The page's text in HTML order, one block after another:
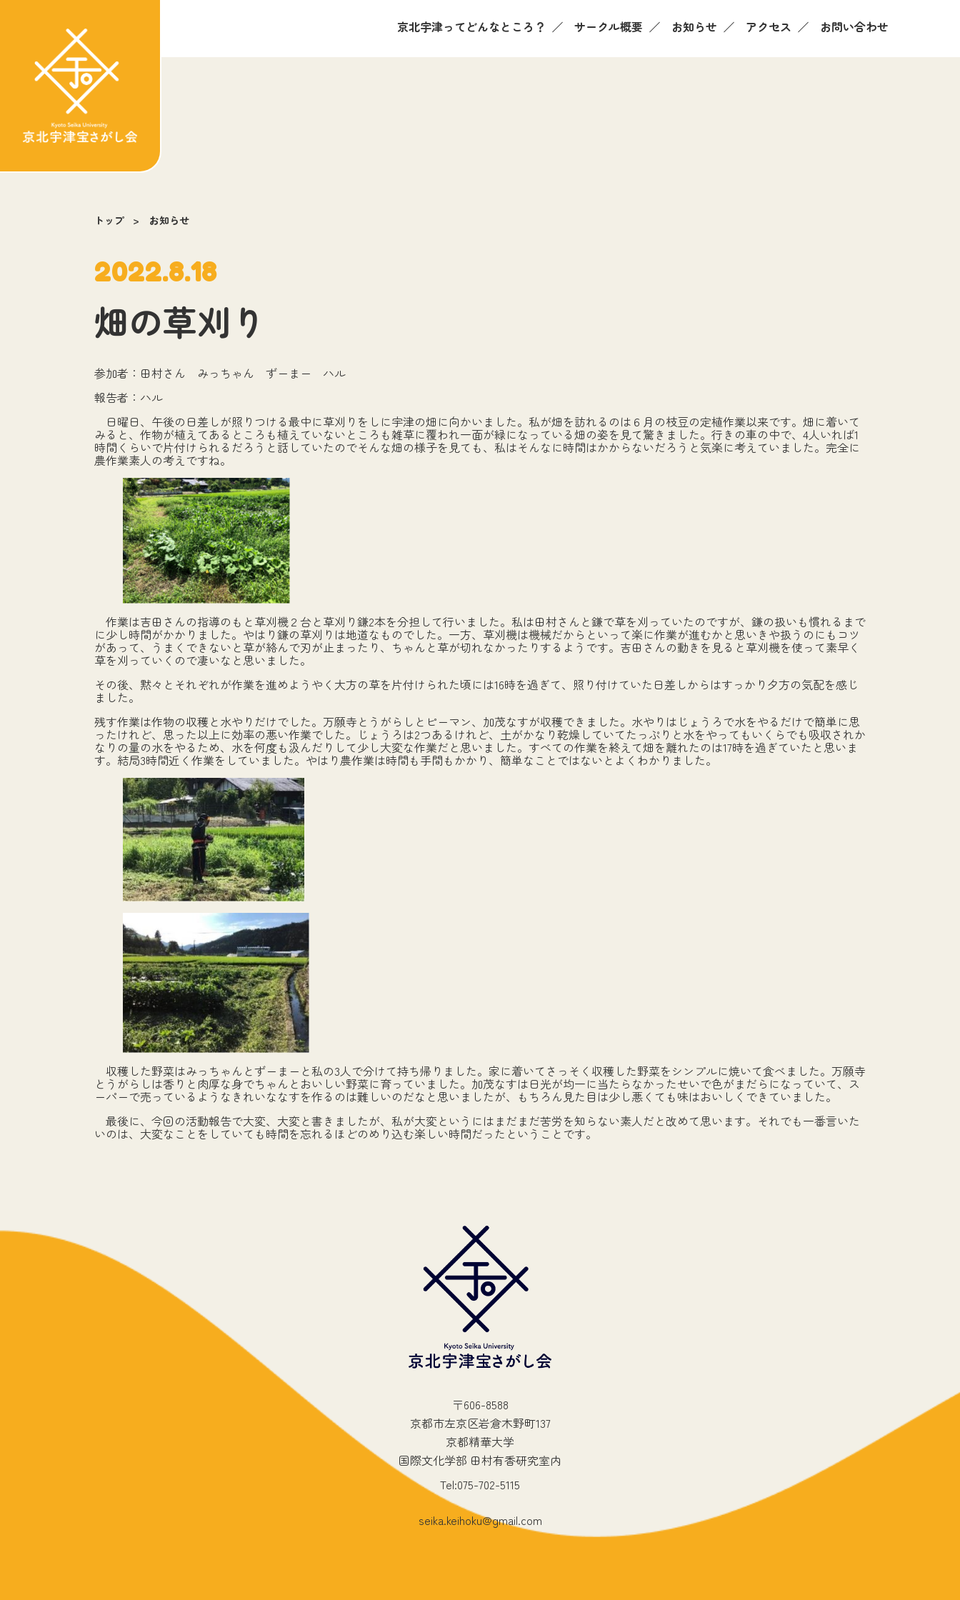
京北宇津ってどんなところ？ サークル概要 お知らせ アクセス お問い合わせ
トップ お知らせ
2022.8.18
畑の草刈り
参加者：田村さん みっちゃん ずーまー ハル
報告者：ハル
日曜日、午後の日差しが照りつける最中に草刈りをしに宇津の畑に向かいました。私が畑を訪れるのは６月の枝豆の定植作業以来です。畑に着いて
みると、作物が植えてあるところも植えていないところも雑草に覆われ一面が緑になっている畑の姿を見て驚きました。行きの車の中で、4人いれば1
時間くらいで片付けられるだろうと話していたのでそんな畑の様子を見ても、私はそんなに時間はかからないだろうと気楽に考えていました。完全に
農作業素人の考えですね。
作業は吉田さんの指導のもと草刈機２台と草刈り鎌2本を分担して行いました。私は田村さんと鎌で草を刈っていたのですが、鎌の扱いも慣れるまで
に少し時間がかかりました。やはり鎌の草刈りは地道なものでした。一方、草刈機は機械だからといって楽に作業が進むかと思いきや扱うのにもコツ
があって、うまくできないと草が絡んで刃が止まったり、ちゃんと草が切れなかったりするようです。吉田さんの動きを見ると草刈機を使って素早く
草を刈っていくので凄いなと思いました。
その後、黙々とそれぞれが作業を進めようやく大方の草を片付けられた頃には16時を過ぎて、照り付けていた日差しからはすっかり夕方の気配を感じ
ました。
残す作業は作物の収穫と水やりだけでした。万願寺とうがらしとピーマン、加茂なすが収穫できました。水やりはじょうろで水をやるだけで簡単に思
ったけれど、思った以上に効率の悪い作業でした。じょうろは2つあるけれど、土がかなり乾燥していてたっぷりと水をやってもいくらでも吸収されか
なりの量の水をやるため、水を何度も汲んだりして少し大変な作業だと思いました。すべての作業を終えて畑を離れたのは17時を過ぎていたと思いま
す。結局3時間近く作業をしていました。やはり農作業は時間も手間もかかり、簡単なことではないとよくわかりました。
収穫した野菜はみっちゃんとずーまーと私の3人で分けて持ち帰りました。家に着いてさっそく収穫した野菜をシンプルに焼いて食べました。万願寺
とうがらしは香りと肉厚な身でちゃんとおいしい野菜に育っていました。加茂なすは日光が均一に当たらなかったせいで色がまだらになっていて、ス
ーパーで売っているようなきれいななすを作るのは難しいのだなと思いましたが、もちろん見た目は少し悪くても味はおいしくできていました。
最後に、今回の活動報告で大変、大変と書きましたが、私が大変というにはまだまだ苦労を知らない素人だと改めて思います。それでも一番言いた
いのは、大変なことをしていても時間を忘れるほどのめり込む楽しい時間だったということです。
〒606-8588
京都市左京区岩倉木野町137
京都精華大学
国際文化学部 田村有香研究室内
Tel:075-702-5115
seika.keihoku@gmail.com